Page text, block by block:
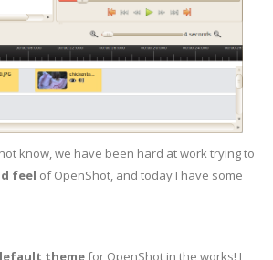
know, we have been hard at work trying to
feel of OpenShot, and today I have some
themefor OpenShot in the works! I